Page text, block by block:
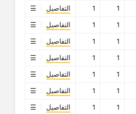
1
1
التفاصيل
1
1
التفاصيل
1
1
التفاصيل
1
1
التفاصيل
1
1
التفاصيل
1
1
التفاصيل
1
1
التفاصيل